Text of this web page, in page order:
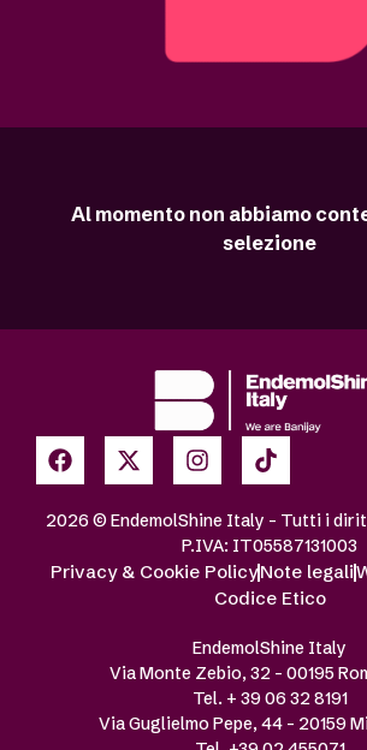
Al momento non abbiamo
selezione
2026 © EndemolShine Italy – Tutti i
P.IVA: IT05587131003
Privacy & Cookie PolicyNote legali
Codice Etico
EndemolShine Italy
Via Monte Zebio, 32 – 00195
Tel. + 39 06 32 8191
Via Guglielmo Pepe, 44 – 20159